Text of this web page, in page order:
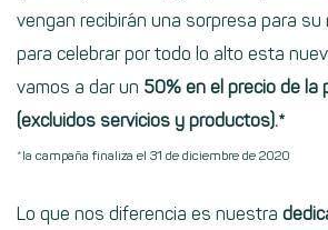
vengan recibirán una sorpresa para
para celebrar por todo lo alto esta
vamos a dar un 50% en el precio de la
(excluidos servicios y productos).*
*la campaña finaliza el 31 de diciembre de 2020
Lo que nos diferencia es nuestra